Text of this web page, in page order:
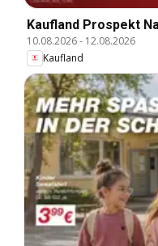
Kaufland Prospekt
10.08.2026- 12.08.2026
Kaufland